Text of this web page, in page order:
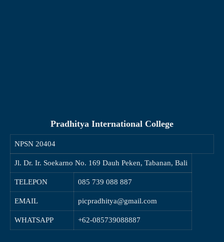
Pradhitya International College
NPSN 20404
Jl. Dr. Ir. Soekarno No. 169 Dauh Peken, Tabanan, Bali
TELEPON 085 739 088 887
EMAIL picpradhitya@gmail.com
WHATSAPP +62-085739088887